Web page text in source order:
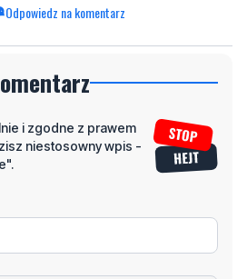
To jak jest w końcu. Słowo Boże
Odpowiedz na komentarz
niestosowny wpis -